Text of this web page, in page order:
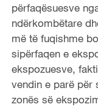
përfaqësuesve
ndërkombëtare
më të fuqishme
sipërfaqen e
ekspozuesve,
vendin e parë për
zonës së